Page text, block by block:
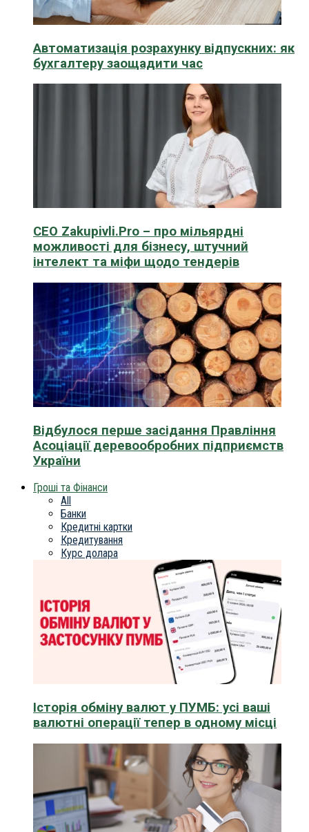
Автоматизація розрахунку відпускних: як
бухгалтеру заощадити час
CEO Zakupivli.Pro – про мільярдні
можливості для бізнесу, штучний
інтелект та міфи щодо тендерів
Відбулося перше засідання Правління
Асоціації деревообробних підприємств
України
Гроші та Фінанси
All
Банки
Кредитні картки
Кредитування
Курс долара
Історія обміну валют у ПУМБ: усі ваші
валютні операції тепер в одному місці